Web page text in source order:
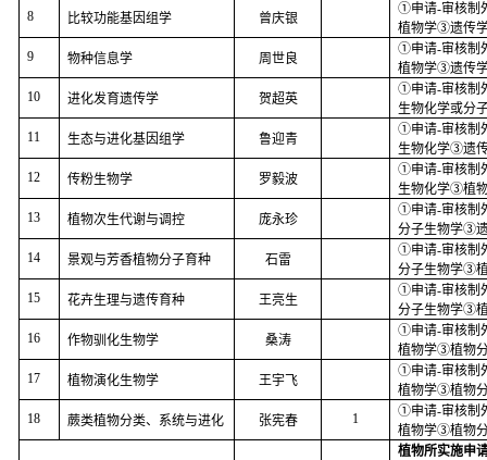
8
比较功能基因组学 曾庆银
①申请-审核制
植物学③遗传
9
物种信息学 周世良
①申请-审核制
植物学③遗传
10
进化发育遗传学 贺超英
①申请-审核制
生物化学或分
11
生态与进化基因组学 鲁迎青
①申请-审核制
生物化学③遗
12
传粉生物学 罗毅波
①申请-审核制
生物化学③植
13
植物次生代谢与调控 庞永珍
①申请-审核制
分子生物学③
14
景观与芳香植物分子育种 石雷
①申请-审核制
分子生物学③
15
花卉生理与遗传育种 王亮生
①申请-审核制
分子生物学③
16
作物驯化生物学 桑涛
①申请-审核制
植物学③植物
17
植物演化生物学 王宇飞
①申请-审核制
植物学③植物
18
蕨类植物分类、系统与进化 张宪春 1 ①申请-审核制
植物学③植物
植物所实施申